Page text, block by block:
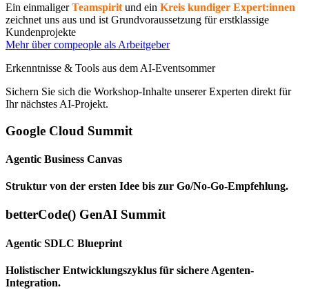
Ein einmaligerTeamspirit und ein Kreis kundiger Expert:innen
zeichnet uns aus und ist Grundvoraussetzung für erstklassige
Kundenprojekte
Mehr über compeople als Arbeitgeber
Erkenntnisse & Tools aus dem AI-Eventsommer
Sichern Sie sich die Workshop-Inhalte unserer Experten direkt für
Ihr nächstes AI-Projekt.
Google Cloud Summit
Agentic Business Canvas
Struktur von der ersten Idee bis zur Go/No-Go-Empfehlung.
betterCode() GenAI Summit
Agentic SDLC Blueprint
Holistischer Entwicklungszyklus für sichere Agenten-
Integration.